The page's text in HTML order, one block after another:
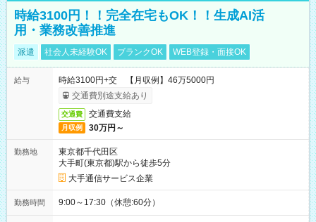
時給3100円！！完全在宅もOK！！生成AI活
用・業務改善推進
派遣 社会人未経験OK ブランクOK WEB登録・面接OK
給与
時給3100円+交 【月収例】46万5000円
交通費別途支給あり
交通費 交通費支給
月収例 30万円～
勤務地
東京都千代田区
大手町(東京都)駅から徒歩5分
大手通信サービス企業
勤務時間 9:00～17:30（休憩:60分）